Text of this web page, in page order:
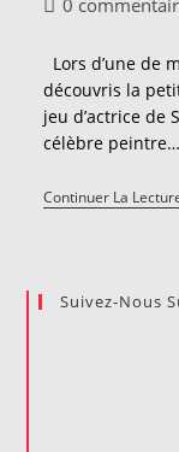
la
publication :
Lors d’une de
découvris la
jeu d’actrice de
célèbre peintre…
Continuer La
Suivez-Nous